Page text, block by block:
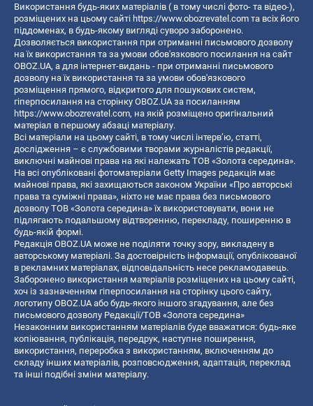
Використання будь-яких матеріалів ( в тому числі фото- та відео-),
розміщених на цьому сайті https://www.obozrevatel.com та всіх його
піддоменах, в будь-якому вигляді суворо заборонено.
Дозволяється використання при отриманні письмового дозволу
на їх використання та за умови обов'язкового посилання на сайт
OBOZ.UA, а для інтернет-видань - при отриманні письмового
дозволу на їх використання та за умови обов'язкового
розміщення прямого, відкритого для пошукових систем,
гіперпосилання на сторінку OBOZ.UA за посиланням
https://www.obozrevatel.com, на якій розміщено оригінальний
матеріал в першому абзаці матеріалу.
Всі матеріали на цьому сайті, в тому числі інтерв’ю, статті,
дослідження – є службовими творами журналістів редакції,
виключні майнові права на які належать ТОВ «Золота середина».
На всі опубліковані фотоматеріали Getty Images редакція має
майнові права, які захищаються законом України «Про авторські
права та суміжні права», ніхто не має права без письмового
дозволу ТОВ «Золота середина» їх використовувати, вони не
підлягають подальшому відтворенню, перекладу, поширенню в
будь-якій формі.
Редакція OBOZ.UA може не поділяти точку зору, викладену в
авторському матеріалі. За достовірність інформації, опублікованої
в рекламних матеріалах, відповідальність несе рекламодавець.
Заборонено використання матеріалів розміщених на цьому сайті,
хоч із зазначенням гіперпосилання на сторінку цього сайту,
логотипу OBOZ.UA або будь-якого іншого згадування, але без
письмового дозволу Редакції/ТОВ «Золота середина»
Незаконним використанням матеріалів буде вважатися: будь-яке
копiювання, публiкацiя, передрук, наступне поширення,
використання, переробка з використанням, включенням до
складу інших матеріалів, розповсюдження, адаптація, переклад
та інші подібні зміни матеріалу.